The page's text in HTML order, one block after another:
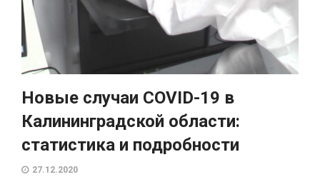
Новые случаи COVID-19 в
Калининградской области:
статистика и подробности
27.12.2020